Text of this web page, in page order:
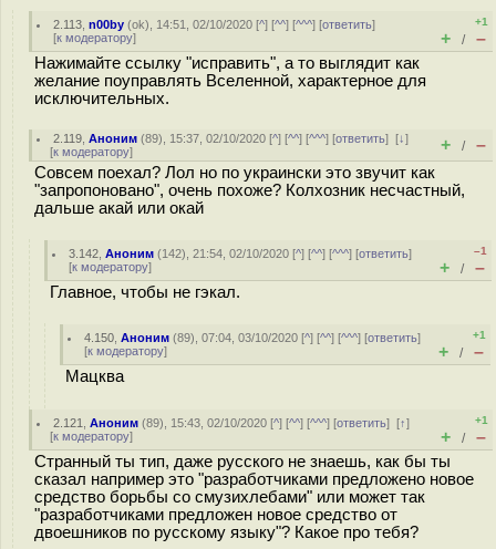
2.113 ,n00by (ok), 14:51, 02/10/2020 [^] [^^] [^^^] [ответить]
[к модератору]
+1
+ / –
Нажимайте ссылку "исправить", а то выглядит как
желание поуправлять Вселенной, характерное для
исключительных.
2.119 ,Аноним (89), 15:37, 02/10/2020 [^] [^^] [^^^] [ответить][↓]
[к модератору] + / –
Совсем поехал? Лол но по украински это звучит как
"запропоновано", очень похоже? Колхозник несчастный,
дальше акай или окай
3.142 ,Аноним (142), 21:54, 02/10/2020 [^] [^^] [^^^] [ответить]
[к модератору]
–1
+ / –
Главное, чтобы не гэкал.
4.150 ,Аноним (89), 07:04, 03/10/2020 [^] [^^] [^^^] [ответить]
[к модератору]
+1
+ / –
Мацква
2.121 ,Аноним (89), 15:43, 02/10/2020 [^] [^^] [^^^] [ответить][↑]
[к модератору]
+1
+ / –
Странный ты тип, даже русского не знаешь, как бы ты
сказал например это "разработчиками предложено новое
средство борьбы со смузихлебами" или может так
"разработчиками предложен новое средство от
двоешников по русскому языку"? Какое про тебя?